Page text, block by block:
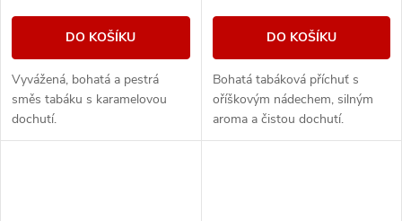
DO KOŠÍKU
Vyvážená, bohatá a pestrá
směs tabáku s karamelovou
dochutí.
DO KOŠÍKU
Bohatá tabáková příchuť s
oříškovým nádechem, silným
aroma a čistou dochutí.